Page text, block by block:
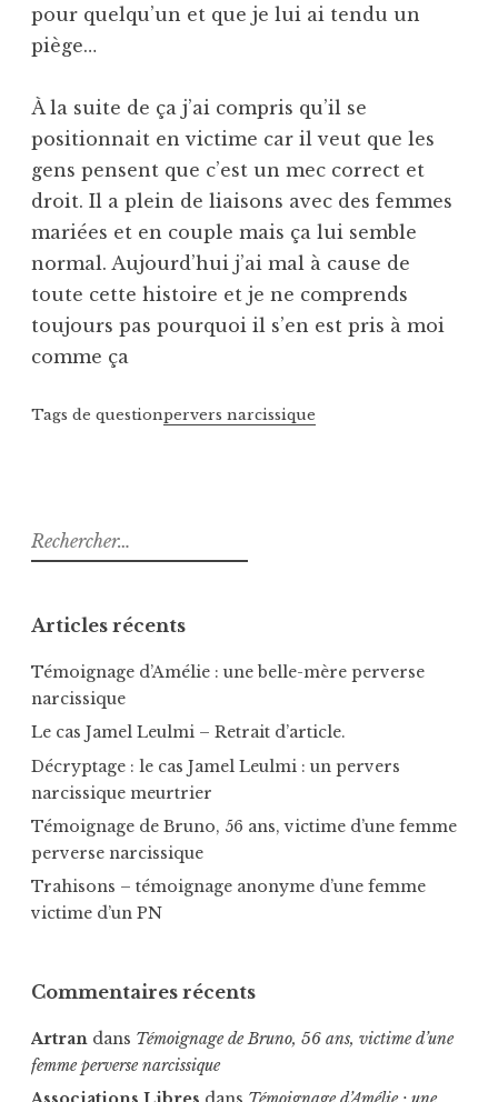
pour quelqu’un et que je lui ai tendu un
piège…
À la suite de ça j’ai compris qu’il se
positionnait en victime car il veut que les
gens pensent que c’est un mec correct et
droit. Il a plein de liaisons avec des femmes
mariées et en couple mais ça lui semble
normal. Aujourd’hui j’ai mal à cause de
toute cette histoire et je ne comprends
toujours pas pourquoi il s’en est pris à moi
comme ça
Tags de questionpervers narcissique
Rechercher :
Articles récents
Témoignage d’Amélie : une belle-mère perverse
narcissique
Le cas Jamel Leulmi – Retrait d’article.
Décryptage : le cas Jamel Leulmi : un pervers
narcissique meurtrier
Témoignage de Bruno, 56 ans, victime d’une femme
perverse narcissique
Trahisons – témoignage anonyme d’une femme
victime d’un PN
Commentaires récents
Artran dans Témoignage de Bruno, 56 ans, victime d’une
femme perverse narcissique